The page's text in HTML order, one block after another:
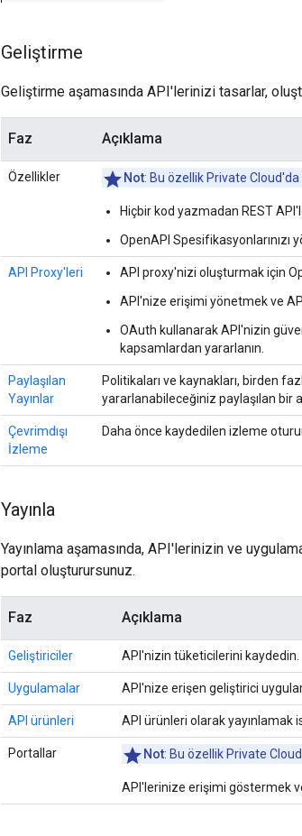
Geliştirme
Geliştirme aşamasında API'lerinizi tasarlar,
Faz Açıklama
Özellikler Not: Bu özellik Private Cloud'da
Hiçbir kod yazmadan REST
OpenAPI Spesifikasyonlarınızı
API Proxy'leri
API proxy'nizi oluşturmak için
API'nize erişimi yönetmek ve
OAuth kullanarak API'nizin
kapsamlardan yararlanın.
Paylaşılan
Yayınlar
Politikaları ve kaynakları, birden
yararlanabileceğiniz paylaşılan bir
Çevrimdışı
İzleme
Daha önce kaydedilen izleme
Yayınla
Yayınlama aşamasında, API'lerinizin ve
portal oluşturursunuz.
Faz Açıklama
Geliştiriciler API'nizin tüketicilerini kaydedin.
Uygulamalar API'nize erişen geliştirici
API ürünleri API ürünleri olarak yayınlamak
Portallar Not: Bu özellik Private
API'lerinize erişimi göstermek